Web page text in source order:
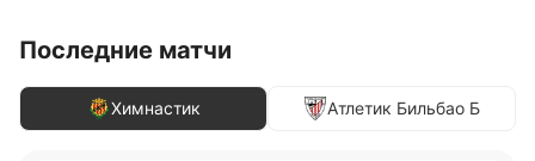
Последние матчи
Химнастик Атлетик Бильбао Б